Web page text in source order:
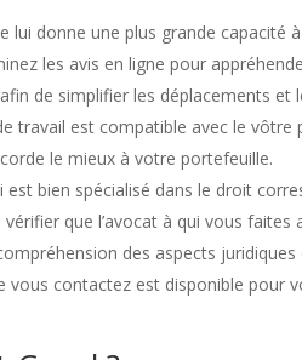
lui donne une plus grande capacité
les avis en ligne pour
de simplifier les déplacements et
travail est compatible avec le
le mieux à votre portefeuille.
bien spécialisé dans le droit
que l’avocat à qui vous
des aspects
vous contactez est disponible